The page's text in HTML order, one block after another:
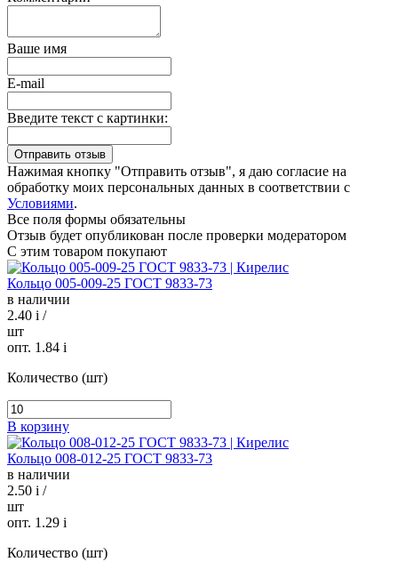
Ваше имя
E-mail
Введите текст с картинки:
Нажимая кнопку "Отправить отзыв", я даю согласие на
обработку моих персональных данных в соответствии с
Условиями.
Все поля формы обязательны
Отзыв будет опубликован после проверки модератором
С этим товаром покупают
Кольцо 005-009-25 ГОСТ 9833-73
в наличии
2.40 i /
шт
опт. 1.84 i
Количество (шт)
В корзину
Кольцо 008-012-25 ГОСТ 9833-73
в наличии
2.50 i /
шт
опт. 1.29 i
Количество (шт)